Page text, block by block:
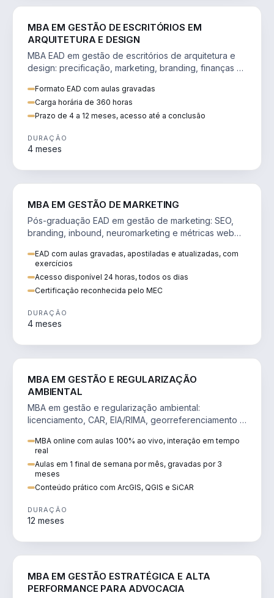
MBA EM GESTÃO DE ESCRITÓRIOS EM
ARQUITETURA E DESIGN
MBA EAD em gestão de escritórios de arquitetura e
design: precificação, marketing, branding, finanças e
Formato EAD com aulas gravadas
Carga horária de 360 horas
Prazo de 4 a 12 meses, acesso até a conclusão
DURAÇÃO
4 meses
MBA EM GESTÃO DE MARKETING
Pós-graduação EAD em gestão de marketing: SEO,
branding, inbound, neuromarketing e métricas web
EAD com aulas gravadas, apostiladas e atualizadas, com
exercícios
Acesso disponível 24 horas, todos os dias
Certificação reconhecida pelo MEC
DURAÇÃO
4 meses
MBA EM GESTÃO E REGULARIZAÇÃO
AMBIENTAL
MBA em gestão e regularização ambiental:
licenciamento, CAR, EIA/RIMA, georreferenciamento e
MBA online com aulas 100% ao vivo, interação em tempo
real
Aulas em 1 final de semana por mês, gravadas por 3
meses
Conteúdo prático com ArcGIS, QGIS e SiCAR
DURAÇÃO
12 meses
MBA EM GESTÃO ESTRATÉGICA E ALTA
PERFORMANCE PARA ADVOCACIA